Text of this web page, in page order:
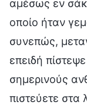
αμέσως εν
οποίο ήταν
συνεπώς,
επειδή
σημερινούς
πιστεύετε